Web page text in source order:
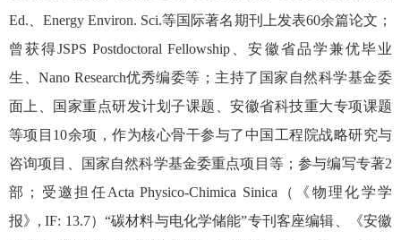
Ed.、Energy Environ. Sci.等国际著名期刊上发表60余篇论文；
曾获得JSPS Postdoctoral Fellowship、安徽省品学兼优毕业
生、Nano Research优秀编委等；主持了国家自然科学基金委
面上、国家重点研发计划子课题、安徽省科技重大专项课题
等项目10余项，作为核心骨干参与了中国工程院战略研究与
咨询项目、国家自然科学基金委重点项目等；参与编写专著2
部；受邀担任Acta Physico-Chimica Sinica（《物理化学学
报》, IF: 13.7）“碳材料与电化学储能”专刊客座编辑、《安徽